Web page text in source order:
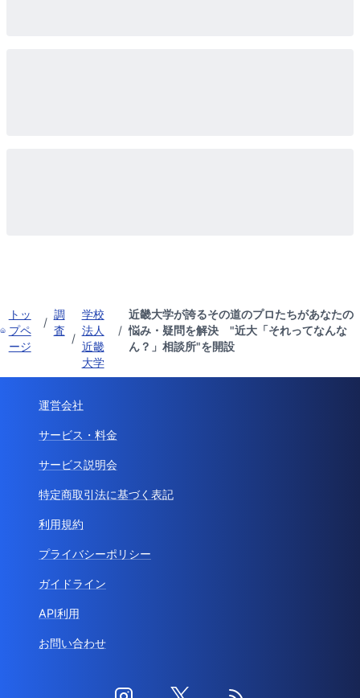
トッ
プペ
ージ
/
調
査
/
学校
法人
近畿
大学
/
近畿大学が誇るその道のプロたちがあなたの
悩み・疑問を解決 "近大「それってなんな
ん？」相談所"を開設
運営会社
サービス・料金
サービス説明会
特定商取引法に基づく表記
利用規約
プライバシーポリシー
ガイドライン
API利用
お問い合わせ